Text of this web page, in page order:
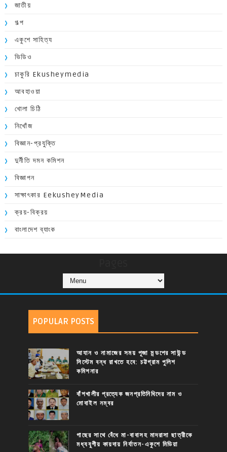
জাতীয়
গল্প
একুশে সাহিত্য
ভিডিও
চাকুরি Ekusheymedia
আবহাওয়া
খোলা চিঠি
নিখোঁজ
বিজ্ঞান-প্রযুক্তি
দুর্নীতি দমন কমিশন
বিজ্ঞাপন
সাক্ষাৎকার EekusheyMedia
ক্রয়-বিক্রয়
বাংলাদেশ ব্যাংক
POPULAR POSTS
আযান ও নামাজের সময় পূজা মন্ডপের সাউন্ড
সিস্টেম বন্ধ রাখতে হবে: চট্টগ্রাম পুলিশ
কমিশনার
বাঁশখালীর প্রত্যেক জনপ্রতিনিধিদের নাম ও
মোবাইল নম্বর
গাছের সাথে বেঁধে মা-বাবাসহ মাদরাসা ছাত্রীকে
মধ্যযুগীয় কায়দায় নির্যাতন-একুশে মিডিয়া